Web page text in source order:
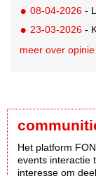
08-04-2026 -
23-03-2026 -
meer over opinie
Het platform
events interactie
interesse om